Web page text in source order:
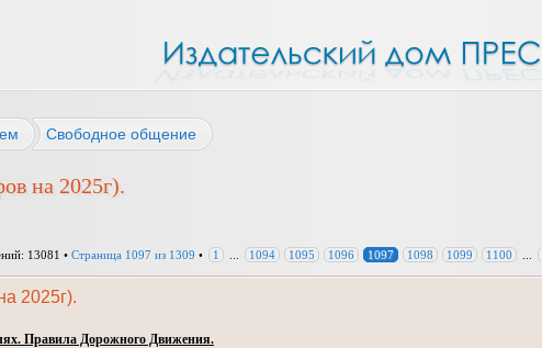
Свободное общение
на 2025г).
13081 • Страница 1097 из 1309 • 1 1094 1095 1096 1097 1098 1099 1100
2025г).
Правила Дорожного Движения.